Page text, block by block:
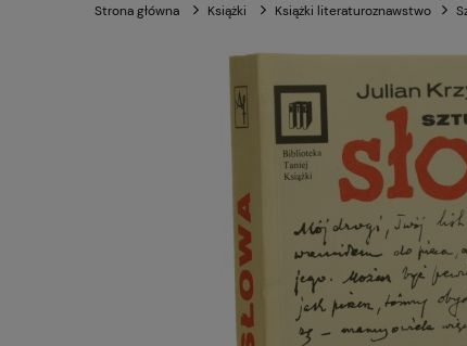
Strona główna Książki Książki literaturoznawstwo